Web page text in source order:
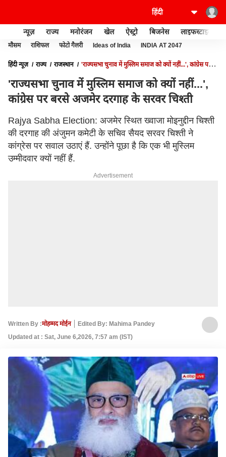
न्यूज़ राज्य मनोरंजन खेल ऐस्ट्रो बिजनेस लाइफस्टाइल
मौसम राशिफल फोटो गैलरी Ideas of India INDIA AT 2047
हिंदी न्यूज़ राज्य राजस्थान
'राज्यसभा चुनाव में मुस्लिम समाज को क्यों नहीं...', कांग्रेस पर
'राज्यसभा चुनाव में मुस्लिम समाज को क्यों नहीं...',
कांग्रेस पर बरसे अजमेर दरगाह के सरवर चिश्ती
Rajya Sabha Election: अजमेर स्थित ख्वाजा मोइनुद्दीन चिश्ती
की दरगाह की अंजुमन कमेटी के सचिव सैयद सरवर चिश्ती ने
कांग्रेस पर सवाल उठाएं हैं. उन्होंने पूछा है कि एक भी मुस्लिम
उम्मीदवार क्यों नहीं हैं.
Advertisement
Written By :मोहम्मद मोईन
Edited By: Mahima Pandey
Updated at : Sat, June 6,2026, 7:57 am (IST)